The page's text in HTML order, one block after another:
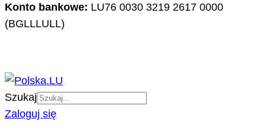
Konto bankowe: LU76 0030 3219 2617 0000
(BGLLLULL)
Szukaj
Zaloguj się